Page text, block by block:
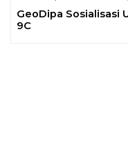
GeoDipa Sosialisasi
9C